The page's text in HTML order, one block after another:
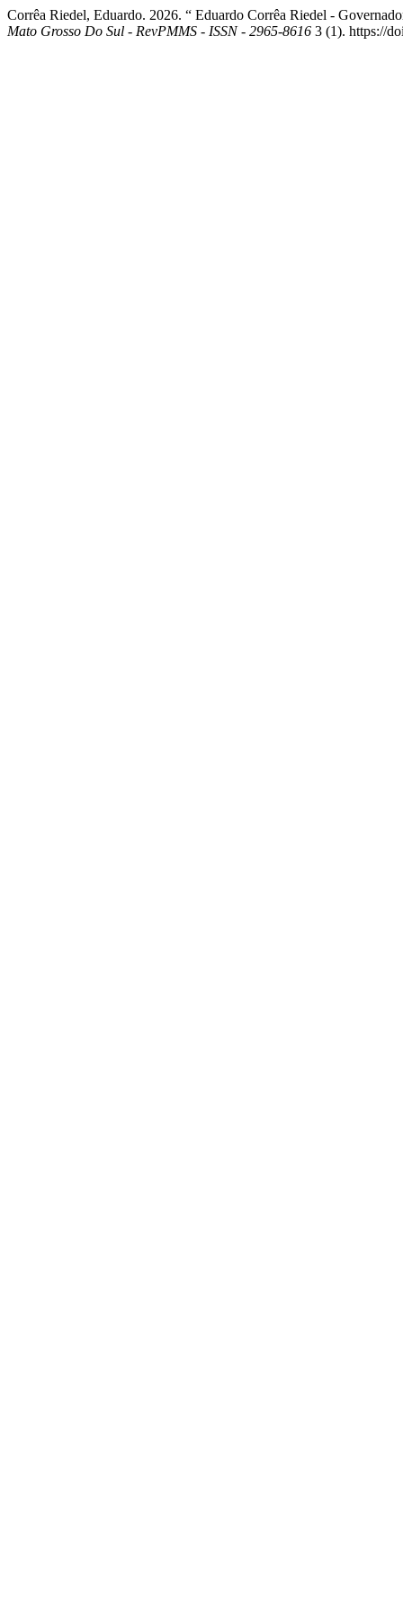
Corrêa Riedel, Eduardo. 2026. “ Eduardo Corrêa Riedel -
Mato Grosso Do Sul - RevPMMS - ISSN - 2965-8616 3 (1). https://